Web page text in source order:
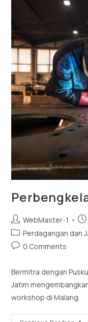
WebMaster-1
Perdagangan dan
0 Comments
Bermitra dengan
Jatim
workshop di Malang.